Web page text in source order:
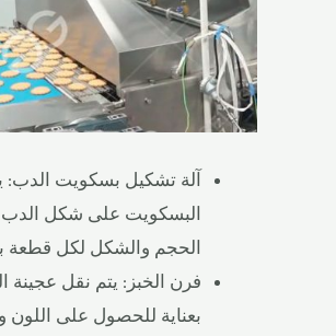
آلة تشكيل بسكويت الدب:
البسكويت على شكل الدب
الحجم والشكل لكل قطعة
فرن الخبز: يتم نقل عجينة
بعناية للحصول على